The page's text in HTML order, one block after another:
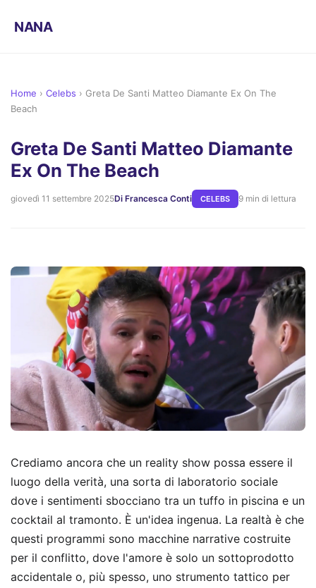
NANA
Home › Celebs › Greta De Santi Matteo Diamante Ex On The
Beach
Greta De Santi Matteo Diamante
Ex On The Beach
giovedì 11 settembre 2025Di Francesca Conti CELEBS 9 min di lettura
Crediamo ancora che un reality show possa essere il
luogo della verità, una sorta di laboratorio sociale
dove i sentimenti sbocciano tra un tuffo in piscina e un
cocktail al tramonto. È un'idea ingenua. La realtà è che
questi programmi sono macchine narrative costruite
per il conflitto, dove l'amore è solo un sottoprodotto
accidentale o, più spesso, uno strumento tattico per